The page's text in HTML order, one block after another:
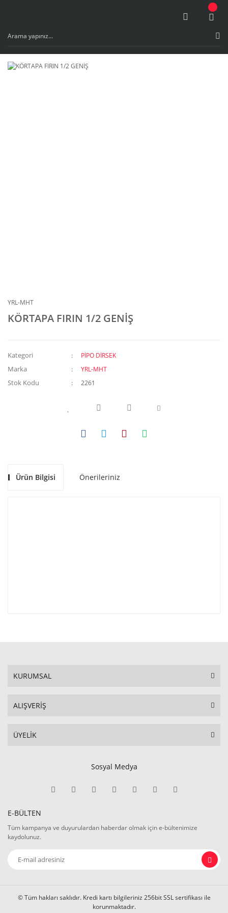
YRL-MHT
KÖRTAPA FIRIN 1/2 GENİŞ
Kategori PİPO DİRSEK
Marka YRL-MHT
Stok Kodu 2261
Ürün Bilgisi Önerileriniz
KURUMSAL
ALIŞVERİŞ
ÜYELİK
Sosyal Medya
E-BÜLTEN
Tüm kampanya ve duyurulardan haberdar olmak için e-bültenimize
kaydolunuz.
© Tüm hakları saklıdır. Kredi kartı bilgileriniz 256bit SSL sertifikası ile
korunmaktadır.